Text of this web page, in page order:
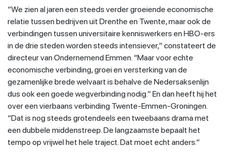
“We zien al jaren een steeds verder groeiende economische
relatie tussen bedrijven uit Drenthe en Twente, maar ook de
verbindingen tussen universitaire kenniswerkers en HBO-ers
in de drie steden worden steeds intensiever,” constateert de
directeur van Ondernemend Emmen. “Maar voor echte
economische verbinding, groei en versterking van de
gezamenlijke brede welvaart is behalve de Nedersaksenlijn
dus ook een goede wegverbinding nodig.” En dan heeft hij het
over een vierbaans verbinding Twente-Emmen-Groningen.
“Dat is nog steeds grotendeels een tweebaans drama met
een dubbele middenstreep. De langzaamste bepaalt het
tempo op vrijwel het hele traject. Dat moet echt anders.”